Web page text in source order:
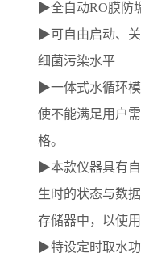
▶全自动RO膜防
▶可自由启动、
细菌污染水平
▶一体式水循环
使不能满足用户
格。
▶本款仪器具有
生时的状态与数
存储器中，以使用
▶特设定时取水